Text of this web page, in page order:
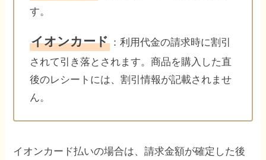
す。
イオンカード：利用代金の請求時に割引
されて引き落とされます。商品を購入した直
後のレシートには、割引情報が記載されませ
ん。
イオンカード払いの場合は、請求金額が確定した後